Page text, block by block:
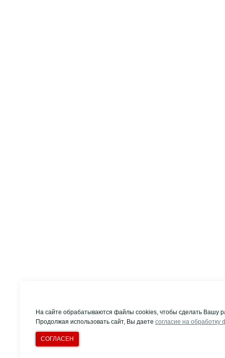
На сайте обрабатываются файлы cookies, чтобы сделать Вашу
Продолжая использовать сайт, Вы даете согласие на обработку
СОГЛАСЕН